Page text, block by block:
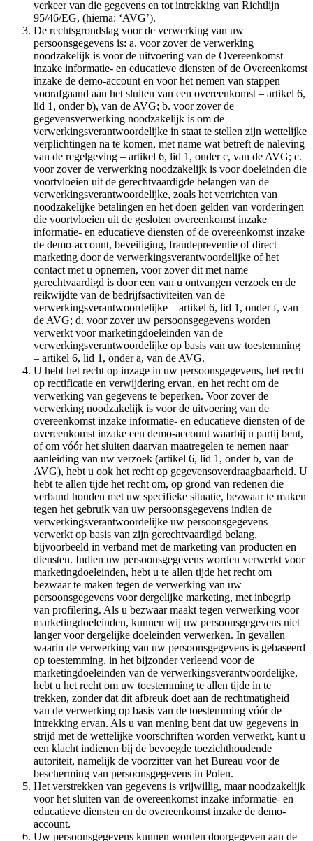
verkeer van die gegevens en tot intrekking van Richtlijn
95/46/EG, (hierna: ‘AVG’).
De rechtsgrondslag voor de verwerking van uw
persoonsgegevens is: a. voor zover de verwerking
noodzakelijk is voor de uitvoering van de Overeenkomst
inzake informatie- en educatieve diensten of de Overeenkomst
inzake de demo-account en voor het nemen van stappen
voorafgaand aan het sluiten van een overeenkomst – artikel 6,
lid 1, onder b), van de AVG; b. voor zover de
gegevensverwerking noodzakelijk is om de
verwerkingsverantwoordelijke in staat te stellen zijn wettelijke
verplichtingen na te komen, met name wat betreft de naleving
van de regelgeving – artikel 6, lid 1, onder c, van de AVG; c.
voor zover de verwerking noodzakelijk is voor doeleinden die
voortvloeien uit de gerechtvaardigde belangen van de
verwerkingsverantwoordelijke, zoals het verrichten van
noodzakelijke betalingen en het doen gelden van vorderingen
die voortvloeien uit de gesloten overeenkomst inzake
informatie- en educatieve diensten of de overeenkomst inzake
de demo-account, beveiliging, fraudepreventie of direct
marketing door de verwerkingsverantwoordelijke of het
contact met u opnemen, voor zover dit met name
gerechtvaardigd is door een van u ontvangen verzoek en de
reikwijdte van de bedrijfsactiviteiten van de
verwerkingsverantwoordelijke – artikel 6, lid 1, onder f, van
de AVG; d. voor zover uw persoonsgegevens worden
verwerkt voor marketingdoeleinden van de
verwerkingsverantwoordelijke op basis van uw toestemming
– artikel 6, lid 1, onder a, van de AVG.
U hebt het recht op inzage in uw persoonsgegevens, het recht
op rectificatie en verwijdering ervan, en het recht om de
verwerking van gegevens te beperken. Voor zover de
verwerking noodzakelijk is voor de uitvoering van de
overeenkomst inzake informatie- en educatieve diensten of de
overeenkomst inzake een demo-account waarbij u partij bent,
of om vóór het sluiten daarvan maatregelen te nemen naar
aanleiding van uw verzoek (artikel 6, lid 1, onder b, van de
AVG), hebt u ook het recht op gegevensoverdraagbaarheid. U
hebt te allen tijde het recht om, op grond van redenen die
verband houden met uw specifieke situatie, bezwaar te maken
tegen het gebruik van uw persoonsgegevens indien de
verwerkingsverantwoordelijke uw persoonsgegevens
verwerkt op basis van zijn gerechtvaardigd belang,
bijvoorbeeld in verband met de marketing van producten en
diensten. Indien uw persoonsgegevens worden verwerkt voor
marketingdoeleinden, hebt u te allen tijde het recht om
bezwaar te maken tegen de verwerking van uw
persoonsgegevens voor dergelijke marketing, met inbegrip
van profilering. Als u bezwaar maakt tegen verwerking voor
marketingdoeleinden, kunnen wij uw persoonsgegevens niet
langer voor dergelijke doeleinden verwerken. In gevallen
waarin de verwerking van uw persoonsgegevens is gebaseerd
op toestemming, in het bijzonder verleend voor de
marketingdoeleinden van de verwerkingsverantwoordelijke,
hebt u het recht om uw toestemming te allen tijde in te
trekken, zonder dat dit afbreuk doet aan de rechtmatigheid
van de verwerking op basis van de toestemming vóór de
intrekking ervan. Als u van mening bent dat uw gegevens in
strijd met de wettelijke voorschriften worden verwerkt, kunt u
een klacht indienen bij de bevoegde toezichthoudende
autoriteit, namelijk de voorzitter van het Bureau voor de
bescherming van persoonsgegevens in Polen.
Het verstrekken van gegevens is vrijwillig, maar noodzakelijk
voor het sluiten van de overeenkomst inzake informatie- en
educatieve diensten en de overeenkomst inzake de demo-
account.
Uw persoonsgegevens kunnen worden doorgegeven aan de